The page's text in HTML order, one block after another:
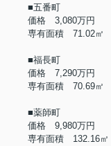
■五番町
価格 3,080万円
専有面積 71.02㎡
■福長町
価格 7,290万円
専有面積 70.69㎡
■薬師町
価格 9,980万円
専有面積 132.16㎡